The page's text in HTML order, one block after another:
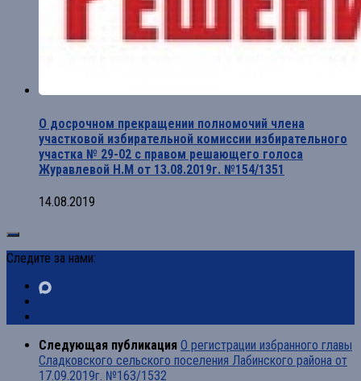
О досрочном прекращении полномочий члена
участковой избирательной комиссии избирательного
участка № 29-02 с правом решающего голоса
Журавлевой Н.М от 13.08.2019г. №154/1351
14.08.2019
Следите за нами:
Следующая публикация О регистрации избранного главы
Сладковского сельского поселения Лабинского района от
17.09.2019г. №163/1532